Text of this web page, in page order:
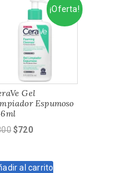
¡Oferta!
Gel
Espumoso
El
era:
$720El
es:
al carrito